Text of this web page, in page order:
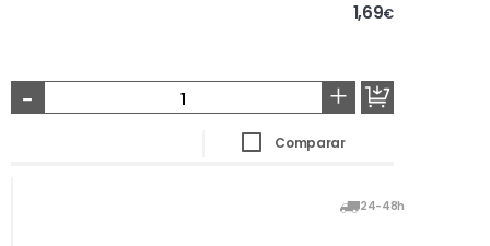
1,69€
- +
Comparar
24-48h